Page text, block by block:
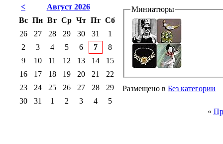
Миниатюры
Размещено в Без категории
«
<
Август 2026
Вс Пн Вт Ср Чт Пт Сб
26
27 28 29 30 31
1
2
3 4 5 6 7
8
9
10 11 12 13 14
15
16
17 18 19 20 21
22
23
24 25 26 27 28
29
30
31 1 2 3 4 5